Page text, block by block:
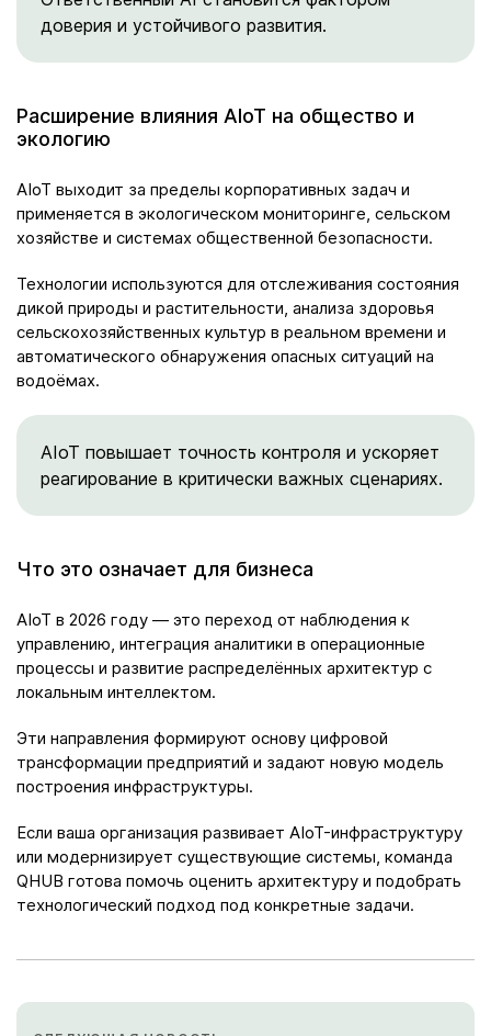
доверия и устойчивого развития.
Расширение влияния AIoT на общество и
экологию
AIoT выходит за пределы корпоративных задач и
применяется в экологическом мониторинге, сельском
хозяйстве и системах общественной безопасности.
Технологии используются для отслеживания состояния
дикой природы и растительности, анализа здоровья
сельскохозяйственных культур в реальном времени и
автоматического обнаружения опасных ситуаций на
водоёмах.
AIoT повышает точность контроля и ускоряет
реагирование в критически важных сценариях.
Что это означает для бизнеса
AIoT в 2026 году — это переход от наблюдения к
управлению, интеграция аналитики в операционные
процессы и развитие распределённых архитектур с
локальным интеллектом.
Эти направления формируют основу цифровой
трансформации предприятий и задают новую модель
построения инфраструктуры.
Если ваша организация развивает AIoT-инфраструктуру
или модернизирует существующие системы, команда
QHUB готова помочь оценить архитектуру и подобрать
технологический подход под конкретные задачи.